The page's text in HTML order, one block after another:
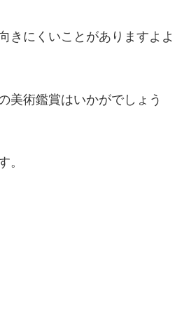
きにくいことがありますよよ
美術鑑賞はいかがでしょう
。